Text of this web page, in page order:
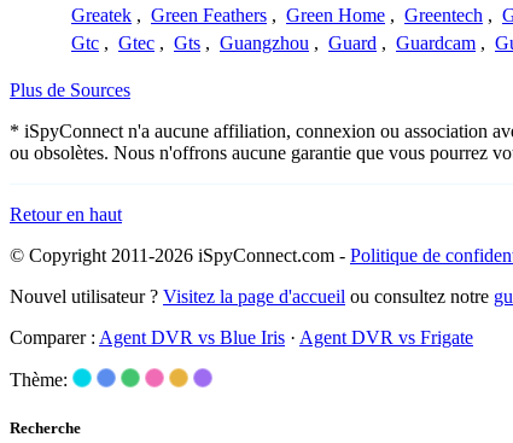
Greatek , Green Feathers , Green Home , Greentech ,
Gtc , Gtec , Gts , Guangzhou , Guard , Guardcam ,
Plus de Sources
* iSpyConnect n'a aucune affiliation, connexion ou association
ou obsolètes. Nous n'offrons aucune garantie que vous pourrez
Retour en haut
© Copyright 2011-2026 iSpyConnect.com - Politique de
Nouvel utilisateur ? Visitez la page d'accueil ou consultez notre
Comparer : Agent DVR vs Blue Iris · Agent DVR vs Frigate
Thème:
Recherche